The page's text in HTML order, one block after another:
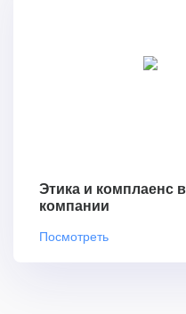
Этика и комплаенс
компании
Посмотреть